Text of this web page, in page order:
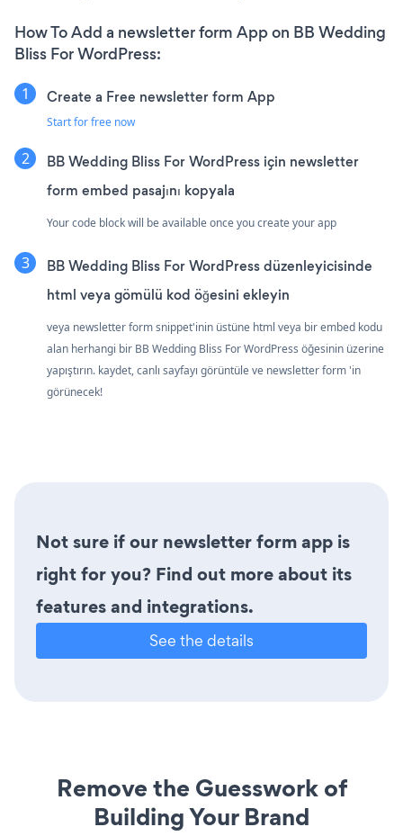
How To Add a newsletter form App on BB Wedding
Bliss For WordPress:
Create a Free newsletter form App
Start for free now
BB Wedding Bliss For WordPress için newsletter
form embed pasajını kopyala
Your code block will be available once you create your app
BB Wedding Bliss For WordPress düzenleyicisinde
html veya gömülü kod öğesini ekleyin
veya newsletter form snippet'inin üstüne html veya bir embed kodu
alan herhangi bir BB Wedding Bliss For WordPress öğesinin üzerine
yapıştırın. kaydet, canlı sayfayı görüntüle ve newsletter form 'in
görünecek!
Not sure if our newsletter form app is
right for you? Find out more about its
features and integrations.
See the details
Remove the Guesswork of
Building Your Brand